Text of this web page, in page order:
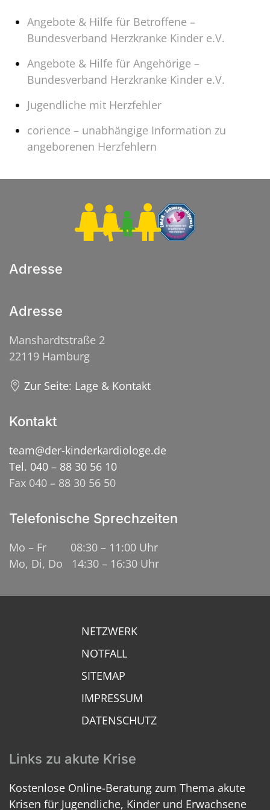
Angebote & Hilfe für Betroffene –
Bundesverband Herzkranke Kinder e.V.
Angebote & Hilfe für Angehörige –
Bundesverband Herzkranke Kinder e.V.
Jugendliche mit Herzfehler
corience – unabhängige Information zu
angeborenen Herzfehlern
Adresse
Adresse
Manshardtstraße 2
22119 Hamburg
Zur Seite: Lage & Kontakt
Kontakt
team@der-kinderkardiologe.de
Tel. 040 – 88 30 56 10
Fax 040 – 88 30 56 50
Telefonische Sprechzeiten
Mo – Fr 08:30 – 11:00 Uhr
Mo, Di, Do 14:30 – 16:30 Uhr
NETZWERK
NOTFALL
SITEMAP
IMPRESSUM
DATENSCHUTZ
Links zu akute Krise
Kostenlose Online-Beratung zum Thema akute
Krisen für Jugendliche, Kinder und Erwachsene